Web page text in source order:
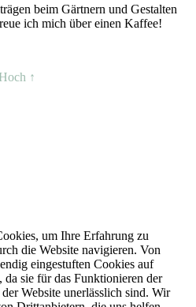
beim Gärtnern und Gestalten
ich mich über einen Kaffee!
↑
um Ihre Erfahrung zu
die Website navigieren. Von
eingestuften Cookies auf
sie für das Funktionieren der
Website unerlässlich sind. Wir